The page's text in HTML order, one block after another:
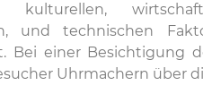
und technischen
Bei einer Besichtigung
Uhrmachern über